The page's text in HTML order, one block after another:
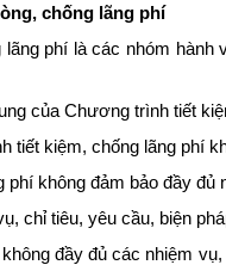
chống lãng phí
phí là các nhóm hành
của Chương trình tiết
tiết kiệm, chống lãng phí
không đảm bảo đầy đủ
chỉ tiêu, yêu cầu, biện
đầy đủ các nhiệm